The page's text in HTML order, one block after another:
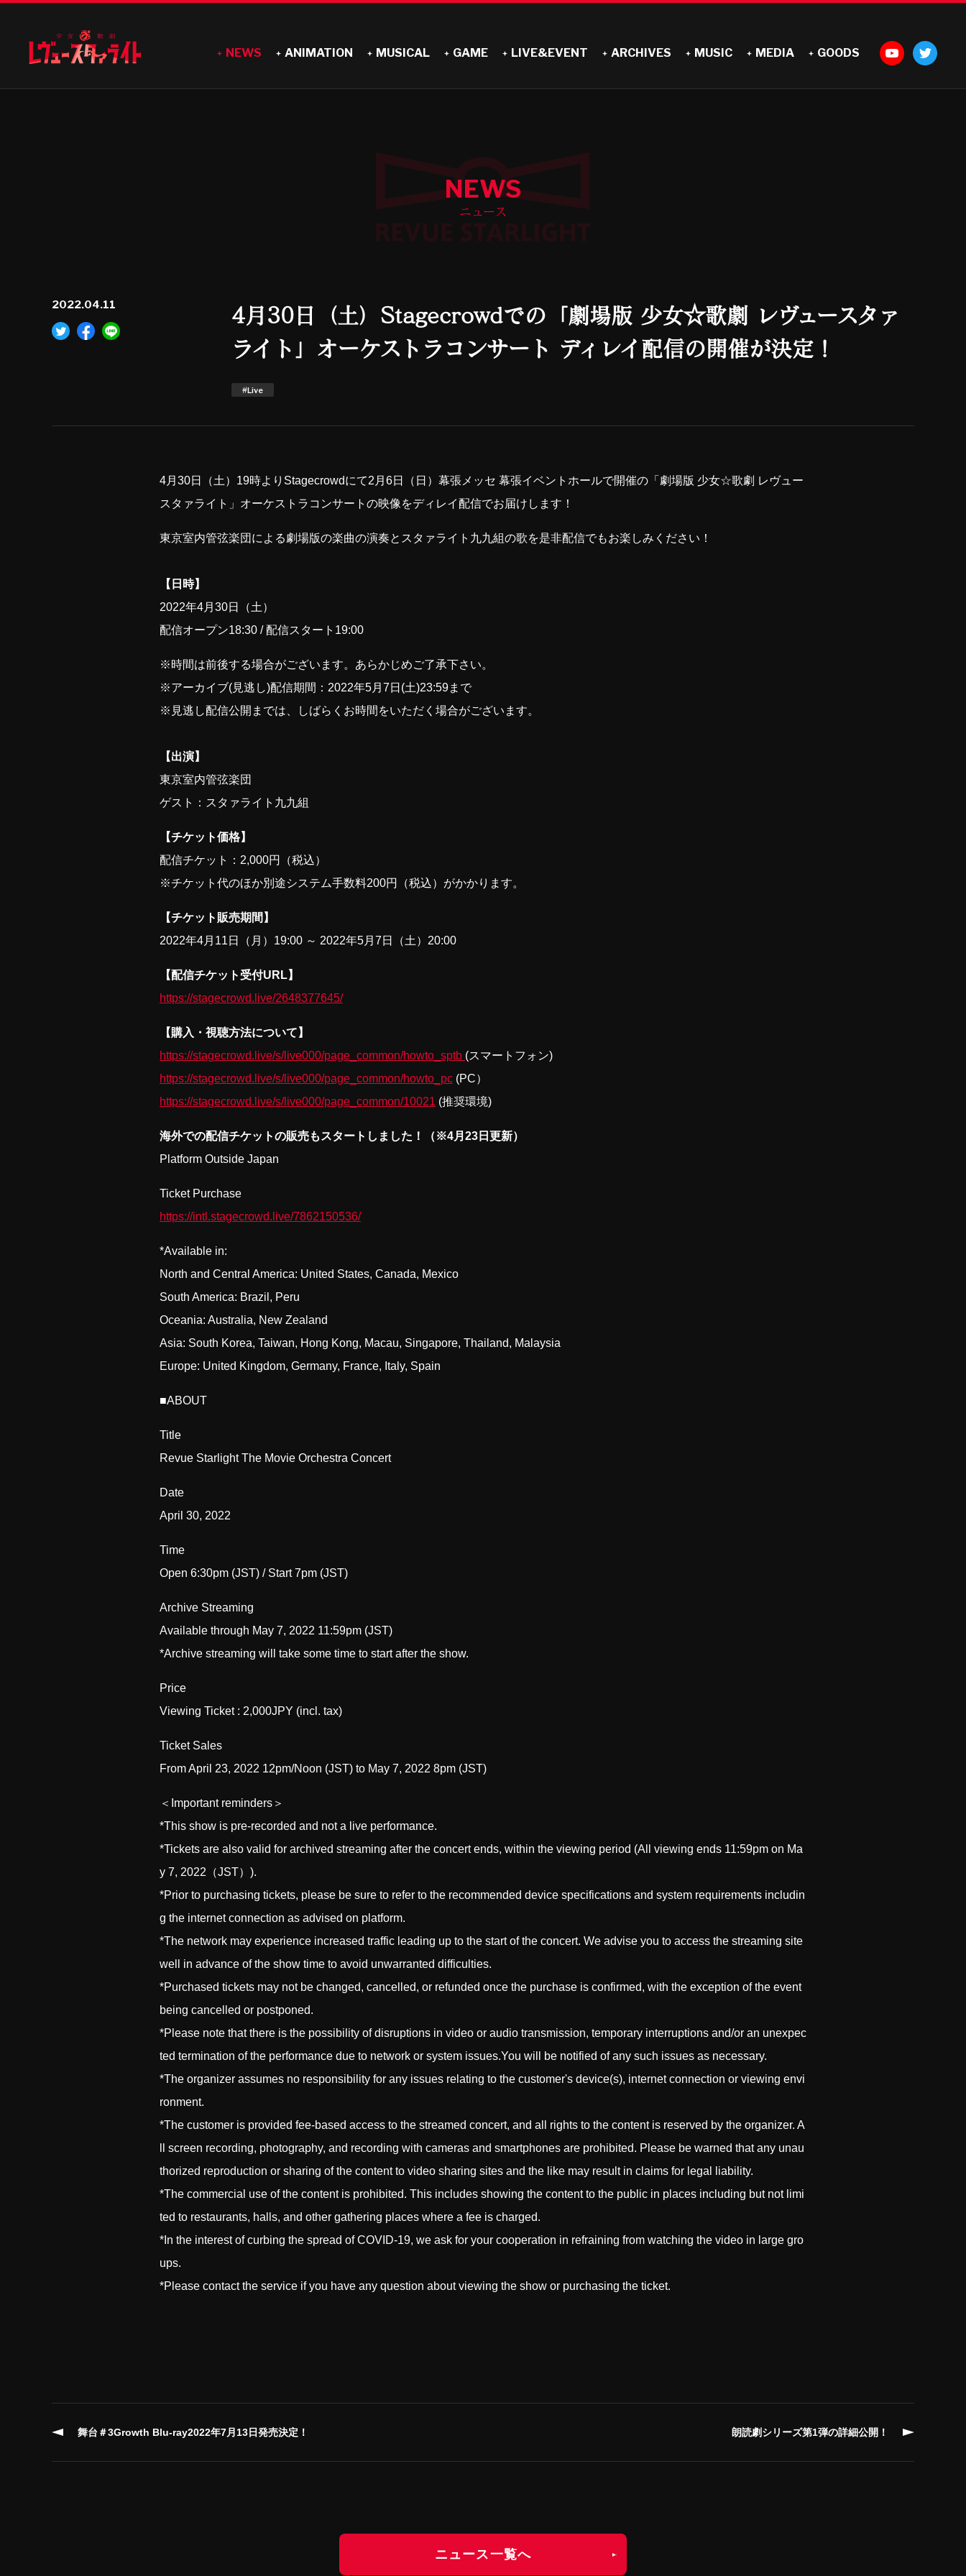
NEWS ANIMATION MUSICAL GAME LIVE&EVENT ARCHIVES MUSIC MEDIA GOODS
NEWS
ニュース
2022.04.11
4月30日（土）Stagecrowdでの「劇場版 少女☆歌劇 レヴュースタァ
ライト」オーケストラコンサート ディレイ配信の開催が決定！
#Live
4月30日（土）19時よりStagecrowdにて2月6日（日）幕張メッセ 幕張イベントホールで開催の「劇場版 少女☆歌劇 レヴュー
スタァライト」オーケストラコンサートの映像をディレイ配信でお届けします！
東京室内管弦楽団による劇場版の楽曲の演奏とスタァライト九九組の歌を是非配信でもお楽しみください！
【日時】
2022年4月30日（土）
配信オープン18:30 / 配信スタート19:00
※時間は前後する場合がございます。あらかじめご了承下さい。
※アーカイブ(見逃し)配信期間：2022年5月7日(土)23:59まで
※見逃し配信公開までは、しばらくお時間をいただく場合がございます。
【出演】
東京室内管弦楽団
ゲスト：スタァライト九九組
【チケット価格】
配信チケット：2,000円（税込）
※チケット代のほか別途システム手数料200円（税込）がかかります。
【チケット販売期間】
2022年4月11日（月）19:00 ～ 2022年5月7日（土）20:00
【配信チケット受付URL】
https://stagecrowd.live/2648377645/
【購入・視聴方法について】
https://stagecrowd.live/s/live000/page_common/howto_sptb (スマートフォン)
https://stagecrowd.live/s/live000/page_common/howto_pc (PC）
https://stagecrowd.live/s/live000/page_common/10021 (推奨環境)
海外での配信チケットの販売もスタートしました！（※4月23日更新）
Platform Outside Japan
Ticket Purchase
https://intl.stagecrowd.live/7862150536/
*Available in:
North and Central America: United States, Canada, Mexico
South America: Brazil, Peru
Oceania: Australia, New Zealand
Asia: South Korea, Taiwan, Hong Kong, Macau, Singapore, Thailand, Malaysia
Europe: United Kingdom, Germany, France, Italy, Spain
■ABOUT
Title
Revue Starlight The Movie Orchestra Concert
Date
April 30, 2022
Time
Open 6:30pm (JST) / Start 7pm (JST)
Archive Streaming
Available through May 7, 2022 11:59pm (JST)
*Archive streaming will take some time to start after the show.
Price
Viewing Ticket : 2,000JPY (incl. tax)
Ticket Sales
From April 23, 2022 12pm/Noon (JST) to May 7, 2022 8pm (JST)
＜Important reminders＞
*This show is pre-recorded and not a live performance.
*Tickets are also valid for archived streaming after the concert ends, within the viewing period (All viewing ends 11:59pm on Ma
y 7, 2022（JST）).
*Prior to purchasing tickets, please be sure to refer to the recommended device specifications and system requirements includin
g the internet connection as advised on platform.
*The network may experience increased traffic leading up to the start of the concert. We advise you to access the streaming site
well in advance of the show time to avoid unwarranted difficulties.
*Purchased tickets may not be changed, cancelled, or refunded once the purchase is confirmed, with the exception of the event
being cancelled or postponed.
*Please note that there is the possibility of disruptions in video or audio transmission, temporary interruptions and/or an unexpec
ted termination of the performance due to network or system issues.You will be notified of any such issues as necessary.
*The organizer assumes no responsibility for any issues relating to the customer's device(s), internet connection or viewing envi
ronment.
*The customer is provided fee-based access to the streamed concert, and all rights to the content is reserved by the organizer. A
ll screen recording, photography, and recording with cameras and smartphones are prohibited. Please be warned that any unau
thorized reproduction or sharing of the content to video sharing sites and the like may result in claims for legal liability.
*The commercial use of the content is prohibited. This includes showing the content to the public in places including but not limi
ted to restaurants, halls, and other gathering places where a fee is charged.
*In the interest of curbing the spread of COVID-19, we ask for your cooperation in refraining from watching the video in large gro
ups.
*Please contact the service if you have any question about viewing the show or purchasing the ticket.
舞台＃3Growth Blu-ray2022年7月13日発売決定！ 朗読劇シリーズ第1弾の詳細公開！
ニュース一覧へ